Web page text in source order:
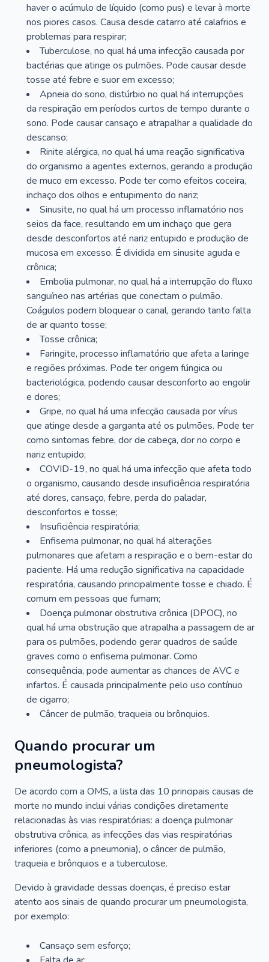
haver o acúmulo de líquido (como pus) e levar à morte
nos piores casos. Causa desde catarro até calafrios e
problemas para respirar;
Tuberculose, no qual há uma infecção causada por
bactérias que atinge os pulmões. Pode causar desde
tosse até febre e suor em excesso;
Apneia do sono, distúrbio no qual há interrupções
da respiração em períodos curtos de tempo durante o
sono. Pode causar cansaço e atrapalhar a qualidade do
descanso;
Rinite alérgica, no qual há uma reação significativa
do organismo a agentes externos, gerando a produção
de muco em excesso. Pode ter como efeitos coceira,
inchaço dos olhos e entupimento do nariz;
Sinusite, no qual há um processo inflamatório nos
seios da face, resultando em um inchaço que gera
desde desconfortos até nariz entupido e produção de
mucosa em excesso. É dividida em sinusite aguda e
crônica;
Embolia pulmonar, no qual há a interrupção do fluxo
sanguíneo nas artérias que conectam o pulmão.
Coágulos podem bloquear o canal, gerando tanto falta
de ar quanto tosse;
Tosse crônica;
Faringite, processo inflamatório que afeta a laringe
e regiões próximas. Pode ter origem fúngica ou
bacteriológica, podendo causar desconforto ao engolir
e dores;
Gripe, no qual há uma infecção causada por vírus
que atinge desde a garganta até os pulmões. Pode ter
como sintomas febre, dor de cabeça, dor no corpo e
nariz entupido;
COVID-19, no qual há uma infecção que afeta todo
o organismo, causando desde insuficiência respiratória
até dores, cansaço, febre, perda do paladar,
desconfortos e tosse;
Insuficiência respiratória;
Enfisema pulmonar, no qual há alterações
pulmonares que afetam a respiração e o bem-estar do
paciente. Há uma redução significativa na capacidade
respiratória, causando principalmente tosse e chiado. É
comum em pessoas que fumam;
Doença pulmonar obstrutiva crônica (DPOC), no
qual há uma obstrução que atrapalha a passagem de ar
para os pulmões, podendo gerar quadros de saúde
graves como o enfisema pulmonar. Como
consequência, pode aumentar as chances de AVC e
infartos. É causada principalmente pelo uso contínuo
de cigarro;
Câncer de pulmão, traqueia ou brônquios.
Quando procurar um
pneumologista?
De acordo com a OMS, a lista das 10 principais causas de
morte no mundo inclui várias condições diretamente
relacionadas às vias respiratórias: a doença pulmonar
obstrutiva crônica, as infecções das vias respiratórias
inferiores (como a pneumonia), o câncer de pulmão,
traqueia e brônquios e a tuberculose.
Devido à gravidade dessas doenças, é preciso estar
atento aos sinais de quando procurar um pneumologista,
por exemplo:
Cansaço sem esforço;